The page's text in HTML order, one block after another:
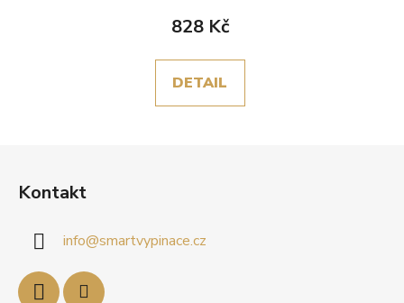
828 Kč
DETAIL
Kontakt
info@smartvypinace.cz